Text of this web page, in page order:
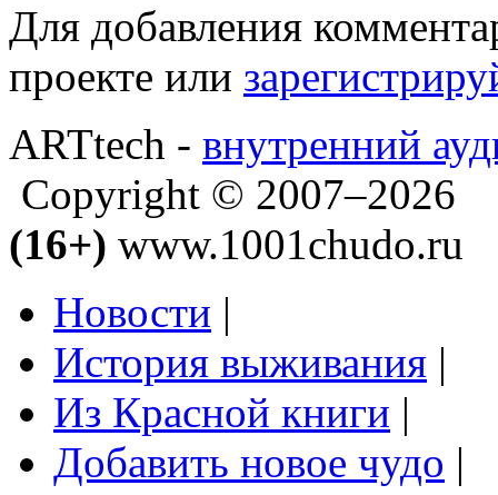
Для добавления
проекте или
ARTtech - внутренний
Copyright © 2007–2026
(16+) www.1001chudo.ru
Новости |
История выживания |
Из Красной книги |
Добавить новое чудо |